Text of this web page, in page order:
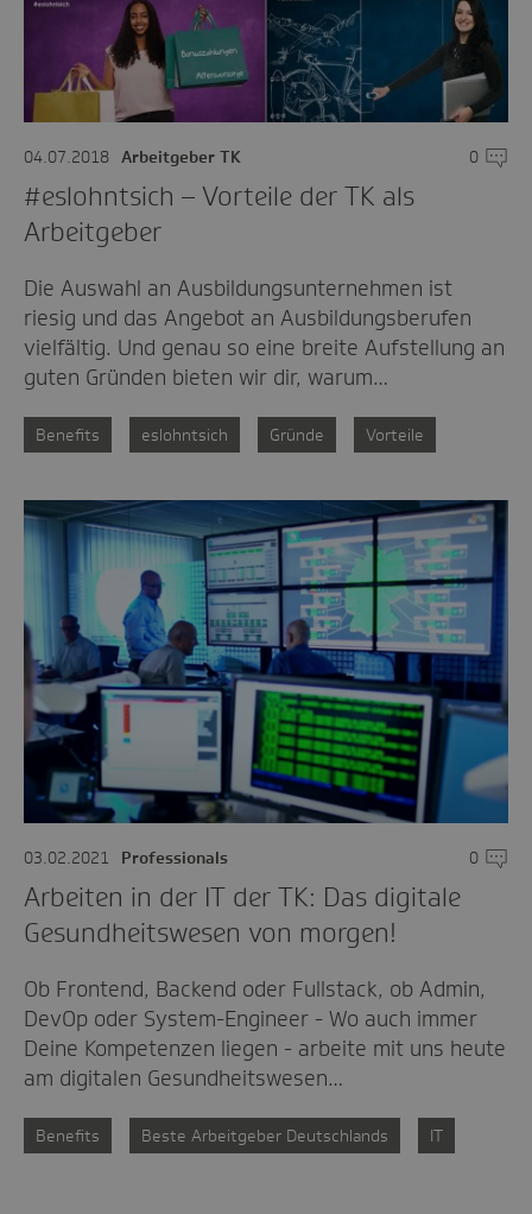
04.07.2018 Arbeitgeber TK 0
#eslohntsich – Vorteile der TK als
Arbeitgeber
Die Auswahl an Ausbildungsunternehmen ist
riesig und das Angebot an Ausbildungsberufen
vielfältig. Und genau so eine breite Aufstellung an
guten Gründen bieten wir dir, warum…
Benefits eslohntsich Gründe Vorteile
03.02.2021 Professionals 0
Arbeiten in der IT der TK: Das digitale
Gesundheitswesen von morgen!
Ob Frontend, Backend oder Fullstack, ob Admin,
DevOp oder System-Engineer - Wo auch immer
Deine Kompetenzen liegen - arbeite mit uns heute
am digitalen Gesundheitswesen…
Benefits Beste Arbeitgeber Deutschlands IT